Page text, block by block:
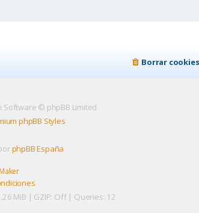
Borrar cookies
Software © phpBB Limited
phpBB Styles
phpBB España
MiB | GZIP: Off | Queries: 12